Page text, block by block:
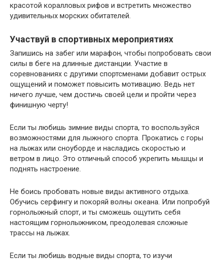
красотой коралловых рифов и встретить множество
удивительных морских обитателей.
Участвуй в спортивных мероприятиях
Запишись на забег или марафон, чтобы попробовать свои
силы в беге на длинные дистанции. Участие в
соревнованиях с другими спортсменами добавит острых
ощущений и поможет повысить мотивацию. Ведь нет
ничего лучше, чем достичь своей цели и пройти через
финишную черту!
Если ты любишь зимние виды спорта, то воспользуйся
возможностями для лыжного спорта. Прокатись с горы
на лыжах или сноуборде и насладись скоростью и
ветром в лицо. Это отличный способ укрепить мышцы и
поднять настроение.
Не боись пробовать новые виды активного отдыха.
Обучись серфингу и покоряй волны океана. Или попробуй
горнолыжный спорт, и ты сможешь ощутить себя
настоящим горнолыжником, преодолевая сложные
трассы на лыжах.
Если ты любишь водные виды спорта, то изучи